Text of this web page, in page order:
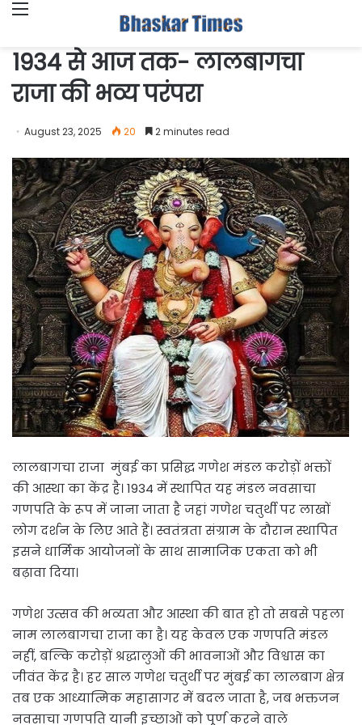
1934 से आज तक- लालबागचा
राजा की भव्य परंपरा
August 23, 2025 20 2 minutes read
लालबागचा राजा मुंबई का प्रसिद्ध गणेश मंडल करोड़ों भक्तों
की आस्था का केंद्र है। 1934 में स्थापित यह मंडल नवसाचा
गणपति के रूप में जाना जाता है जहां गणेश चतुर्थी पर लाखों
लोग दर्शन के लिए आते हैं। स्वतंत्रता संग्राम के दौरान स्थापित
इसने धार्मिक आयोजनों के साथ सामाजिक एकता को भी
बढ़ावा दिया।
गणेश उत्सव की भव्यता और आस्था की बात हो तो सबसे पहला
नाम लालबागचा राजा का है। यह केवल एक गणपति मंडल
नहीं, बल्कि करोड़ों श्रद्धालुओं की भावनाओं और विश्वास का
जीवंत केंद्र है। हर साल गणेश चतुर्थी पर मुंबई का लालबाग क्षेत्र
तब एक आध्यात्मिक महासागर में बदल जाता है, जब भक्तजन
नवसाचा गणपति यानी इच्छाओं को पूर्ण करने वाले